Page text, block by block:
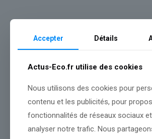
Vous avez envie de lire la suite ?
Déjà abonné ?
Source :www.lefigaro.fr
Conclusion :Les prochaines informations
Accepter Détails
Actus-Eco.fr utilise des cookies
Nous utilisons des cookies pour
contenu et les publicités, pour
fonctionnalités de réseaux sociaux
analyser notre trafic. Nous